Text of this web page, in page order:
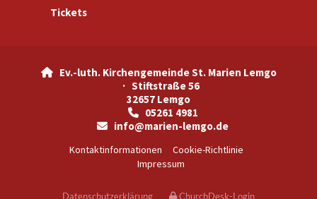
Tickets
Ev.-luth. Kirchengemeinde St. Marien Lemgo
· Stiftstraße 56
32657 Lemgo
05261 4981
 info@marien-lemgo.de
Kontaktinformationen
Cookie-Richtlinie
Impressum
Datenschutzerklärung ChurchDesk-Login